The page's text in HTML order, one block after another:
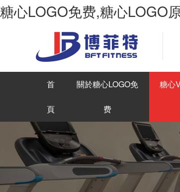
糖心LOGO免费,糖心LOGO
區最大商用健身房器材生產糖心LOGO原创视频
首
頁
關於糖心LOGO免
费
糖心